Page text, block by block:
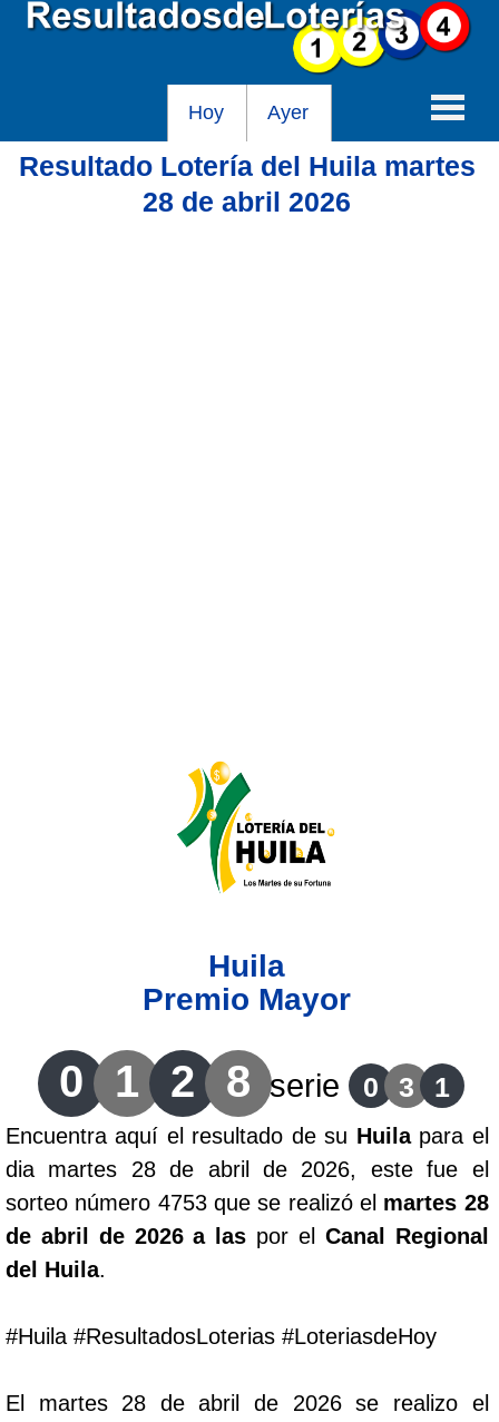
Hoy Ayer
Baloto
Lotería de Bogotá
Lotería de Risaralda
Lotería de Santander
Lotería del Cauca
Lotería de Boyaca
Extra de Colombia
Antioqueñita Día
Resultado Lotería del Huila martes
28 de abril 2026
Huila
Premio Mayor
0 1 2 8 serie 0 3 1
Encuentra aquí el resultado de su Huilapara el
dia martes 28 de abril de 2026, este fue el
sorteo número 4753 que se realizó el martes 28
de abril de 2026 a las por el Canal Regional
del Huila.
#Huila #ResultadosLoterias #LoteriasdeHoy
El martes 28 de abril de 2026 se realizo el